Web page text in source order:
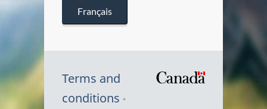
Français
Terms and
conditions